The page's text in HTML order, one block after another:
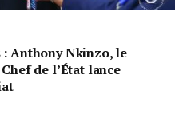
Anthony Nkinzo, le
de l’État lance